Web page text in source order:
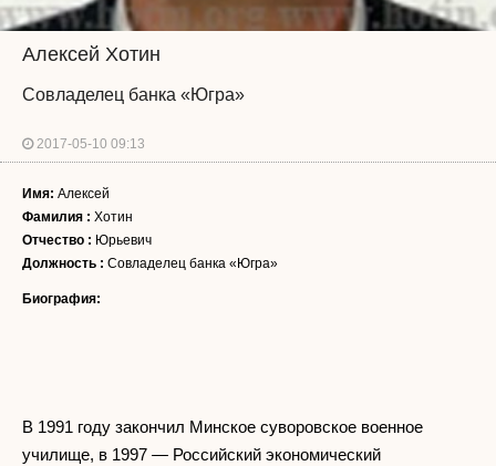
Алексей Хотин
Совладелец банка «Югра»
2017-05-10 09:13
Имя: Алексей
Фамилия : Хотин
Отчество : Юрьевич
Должность : Совладелец банка «Югра»
Биография:
В 1991 году закончил Минское суворовское военное
училище, в 1997 — Российский экономический